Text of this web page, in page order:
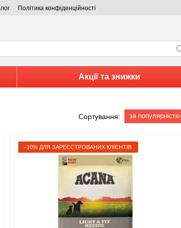
Блог Політика конфіденційності
Акції та знижки
Сортування: за популярністю
−10% ДЛЯ ЗАРЕЄСТРОВАНИХ КЛІЄНТІВ